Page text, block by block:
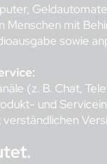
Menschen mit
sowie
(z. B. Chat,
und